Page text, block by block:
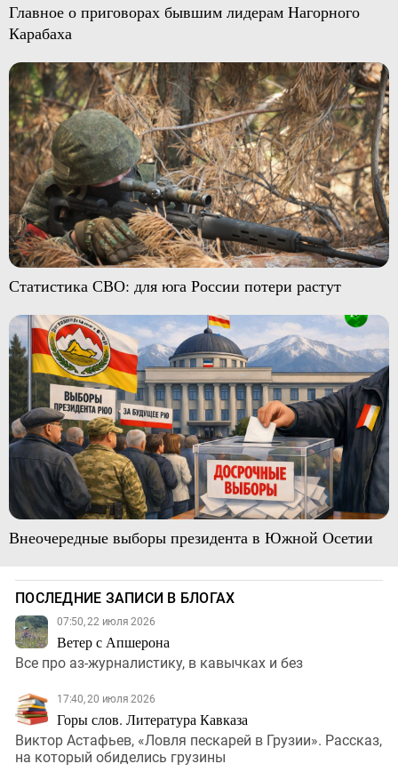
Главное о приговорах бывшим лидерам Нагорного
Карабаха
Статистика СВО: для юга России потери растут
Внеочередные выборы президента в Южной Осетии
ПОСЛЕДНИЕ ЗАПИСИ В БЛОГАХ
07:50, 22 июля 2026
Ветер с Апшерона
Все про аз-журналистику, в кавычках и без
17:40, 20 июля 2026
Горы слов. Литература Кавказа
Виктор Астафьев, «Ловля пескарей в Грузии». Рассказ,
на который обиделись грузины